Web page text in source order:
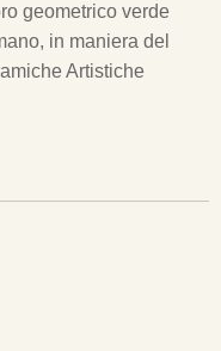
geometrico verde
in maniera del
Artistiche